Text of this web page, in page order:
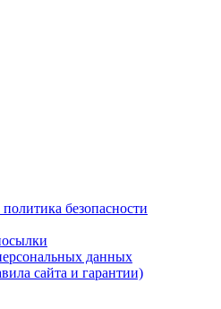
безопасности
данных
сайта и гарантии)